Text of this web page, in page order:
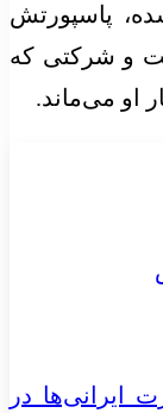
پاسپورتش
و شرکتی که
او می‌ماند.
ایرانی‌ها در